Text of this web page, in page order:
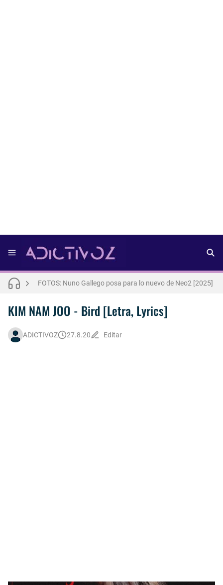
THE WEEKND - Nothing Without You [Letra Trtaducida]
FOTOS: Nuno Gallego posa para lo nuevo de Neo2 [2025]
KIM NAM JOO - Bird [Letra, Lyrics]
ADICTIVOZ 27.8.20 Editar